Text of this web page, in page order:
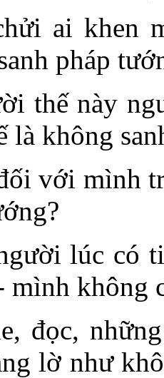
ai khen
pháp
thế này
là không
với mình
lúc có
mình không
đọc,
lờ như